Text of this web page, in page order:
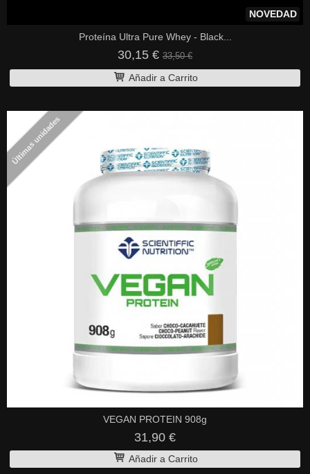
NOVEDAD
Proteína Ultra Pure Whey - Black...
30,15 € 33,50 €
Añadir a Carrito
Últimas unidades
VEGAN PROTEIN 908g
31,90 €
Añadir a Carrito